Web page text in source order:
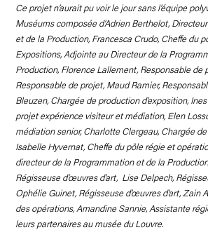
Ce projet n’aurait pu voir le jour sans l’équipe
Muséums composée d’Adrien Berthelot,
et de la Production, Francesca Crudo, Cheffe du
Expositions, Adjointe au Directeur de la
Production, Florence Lallement, Responsable de
Responsable de projet, Maud Ramier,
Bleuzen, Chargée de production d’exposition,
projet expérience visiteur et médiation, Elen
médiation senior, Charlotte Clergeau, Chargée
Isabelle Hyvernat, Cheffe du pôle régie et
directeur de la Programmation et de la
Régisseuse d’œuvres d’art, Lise Delpech,
Ophélie Guinet, Régisseuse d’œuvres d’art, Zain
des opérations, Amandine Sannie, Assistante
leurs partenaires au musée du Louvre.